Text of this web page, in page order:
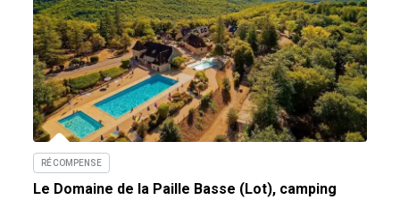
RÉCOMPENSE
Le Domaine de la Paille Basse (Lot), camping